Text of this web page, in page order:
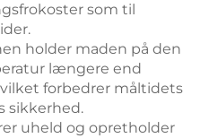
som til
holder maden på den
længere end
forbedrer måltidets
sikkerhed.
uheld og opretholder